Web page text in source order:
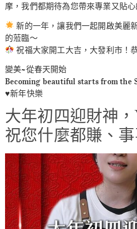
摩，我們都期待為您帶來專業又貼
新的一年，讓我們一起開啟美麗
的蒞臨～
祝福大家開工大吉，大發利市！
變美~從春天開始
Becoming beautiful starts from the
♥️新年快樂
大年初四迎財神
祝您什麼都賺、事